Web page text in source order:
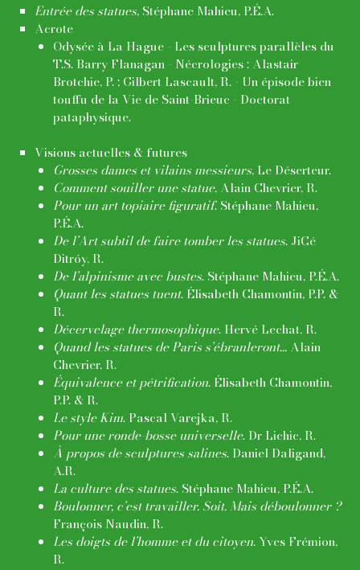
Entrée des statues, Stéphane Mahieu, P.É.A.
Acrote
Odysée à La Hague - Les sculptures parallèles du
T.S. Barry Flanagan - Nécrologies : Alastair
Brotchie, P. ; Gilbert Lascault, R. - Un épisode bien
touffu de la Vie de Saint-Brieuc - Doctorat
pataphysique.
Visions actuelles & futures
Grosses dames et vilains messieurs, Le Déserteur.
Comment souiller une statue, Alain Chevrier, R.
Pour un art topiaire figuratif. Stéphane Mahieu,
P.É.A.
De l’Art subtil de faire tomber les statues. JiCé
Ditróy, R.
De l’alpinisme avec bustes. Stéphane Mahieu, P.É.A.
Quant les statues tuent. Élisabeth Chamontin, P.P. &
R.
Décervelage thermosophique. Hervé Lechat, R.
Quand les statues de Paris s’ébranleront...Alain
Chevrier, R.
Équivalence et pétrification. Élisabeth Chamontin,
P.P. & R.
Le style Kim. Pascal Varejka, R.
Pour une ronde-bosse universelle. Dr Lichic, R.
À propos de sculptures salines. Daniel Daligand,
A.R.
La culture des statues. Stéphane Mahieu, P.É.A.
Boulonner, c’est travailler. Soit. Mais déboulonner ?
François Naudin, R.
Les doigts de l’homme et du citoyen. Yves Frémion,
R.